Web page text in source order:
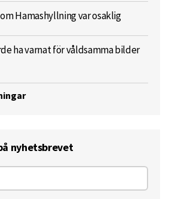
Hamashyllning var osaklig
ha varnat för våldsamma bilder
nyhetsbrevet